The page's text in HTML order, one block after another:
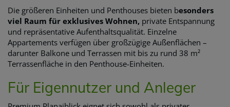
Die größeren Einheiten und Penthouses bieten besonders
viel Raum für exklusives Wohnen, private Entspannung
und repräsentative Aufenthaltsqualität. Einzelne
Appartements verfügen über großzügige Außenflächen –
darunter Balkone und Terrassen mit bis zu rund 38 m²
Terrassenfläche in den Penthouse-Einheiten.
Für Eigennutzer und Anleger